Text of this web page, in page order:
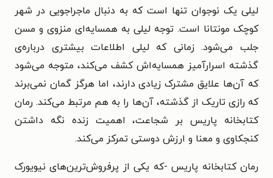
لیلی یک نوجوان تنها است که به دنبال ماجراجویی در شهر
کوچک مونتانا است. توجه لیلی به همسایه‌‌ای منزوی و مسن
جلب می‌شود. زمانی که لیلی اطلاعات بیشتری درباره‌ی
گذشته اسرارآمیز همسایه‌اش کشف می‌کند، متوجه می‌شود
که آن‌ها علایق مشترک زیادی دارند، اما هرگز گمان نمی‌برند
که رازی تاریک از گذشته، آ‌ن‌ها را به هم مرتبط می‌کند. رمان
کتابخانه پاریس بر شجاعت، اهمیت زنده نگه داشتن
کنجکاوی و معنا و ارزش دوستی تمرکز می‌کند.
رمان کتابخانه پاریس -که یکی از پرفروش‌ترین‌های نیویورک